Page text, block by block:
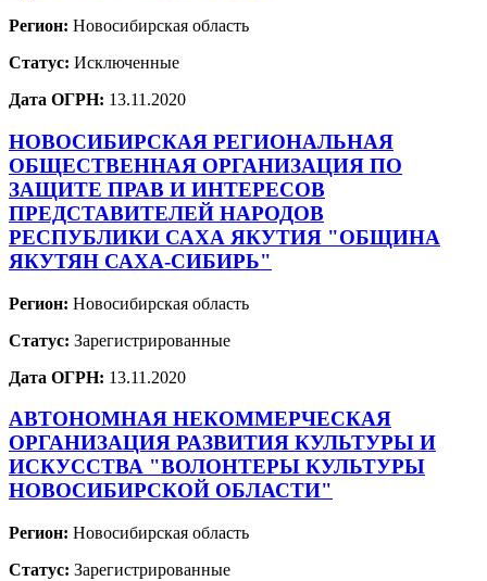
Регион: Новосибирская область
Статус: Исключенные
Дата ОГРН: 13.11.2020
НОВОСИБИРСКАЯ РЕГИОНАЛЬНАЯ
ОБЩЕСТВЕННАЯ ОРГАНИЗАЦИЯ ПО
ЗАЩИТЕ ПРАВ И ИНТЕРЕСОВ
ПРЕДСТАВИТЕЛЕЙ НАРОДОВ
РЕСПУБЛИКИ САХА ЯКУТИЯ "ОБЩИНА
ЯКУТЯН САХА-СИБИРЬ"
Регион: Новосибирская область
Статус: Зарегистрированные
Дата ОГРН: 13.11.2020
АВТОНОМНАЯ НЕКОММЕРЧЕСКАЯ
ОРГАНИЗАЦИЯ РАЗВИТИЯ КУЛЬТУРЫ И
ИСКУССТВА "ВОЛОНТЕРЫ КУЛЬТУРЫ
НОВОСИБИРСКОЙ ОБЛАСТИ"
Регион: Новосибирская область
Статус: Зарегистрированные